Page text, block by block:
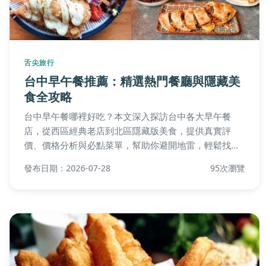
舌尖旅行
台中早午餐推薦：精選熱門餐廳與隱藏美
食全攻略
台中早午餐哪裡好吃？本文深入探訪台中各大早午餐
店，從西區經典老店到北區隱藏版美食，提供真實評
價、價格分析與必點菜單，幫助你避開地雷，輕鬆找到
讓你享受完美的台中早午餐體驗。
發布日期：2026-07-28 95次瀏覽